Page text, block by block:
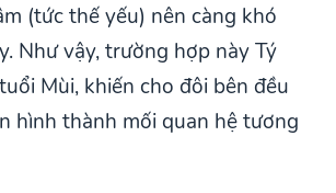
(tức thế yếu) nên càng khó
Như vậy, trường hợp này Tý
Mùi, khiến cho đôi bên đều
hình thành mối quan hệ tương